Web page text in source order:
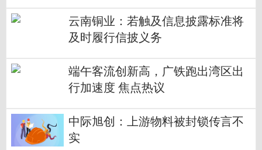
云南铜业：若触及信息披露标准将
及时履行信披义务
端午客流创新高，广铁跑出湾区出
行加速度 焦点热议
中际旭创：上游物料被封锁传言不
实